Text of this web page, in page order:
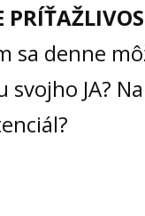
sa denne
JA?